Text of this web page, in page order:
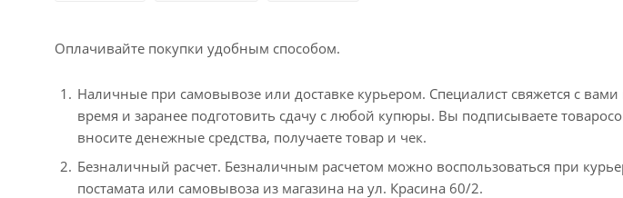
Оплачивайте покупки удобным способом.
Наличные при самовывозе или доставке курьером. Специалист свяжется с
время и заранее подготовить сдачу с любой купюры. Вы подписываете
вносите денежные средства, получаете товар и чек.
Безналичный расчет. Безналичным расчетом можно воспользоваться при
постамата или самовывоза из магазина на ул. Красина 60/2.